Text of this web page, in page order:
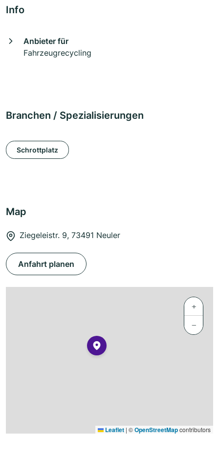
Info
Anbieter für
Fahrzeugrecycling
Branchen / Spezialisierungen
Schrottplatz
Map
Ziegeleistr. 9, 73491 Neuler
Anfahrt planen
+
−
Leaflet | ©OpenStreetMapcontributors